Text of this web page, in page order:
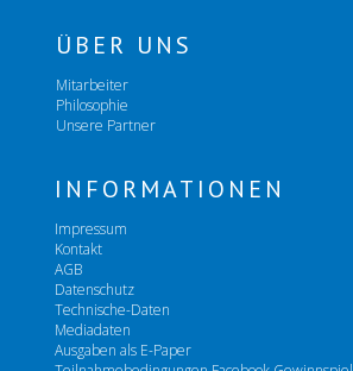
ÜBER UNS
Mitarbeiter
Philosophie
Unsere Partner
INFORMATIONEN
Impressum
Kontakt
AGB
Datenschutz
Technische-Daten
Mediadaten
Ausgaben als E-Paper